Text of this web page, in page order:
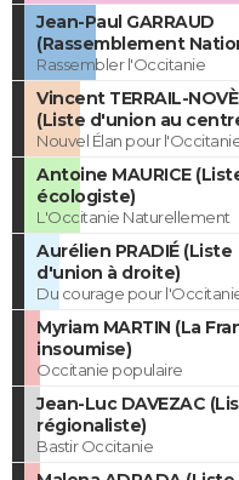
Jean-Paul GARRAUD
(Rassemblement
Rassembler l'Occitanie
Vincent TERRAIL-
(Liste d'union au
Nouvel Élan pour
Antoine MAURICE
écologiste)
L'Occitanie Naturellement
Aurélien PRADIÉ (Liste
d'union à droite)
Du courage pour
Myriam MARTIN (La
insoumise)
Occitanie populaire
Jean-Luc DAVEZAC
régionaliste)
Bastir Occitanie